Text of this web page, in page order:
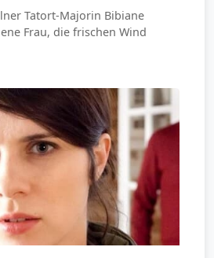
Tatort-Majorin Bibiane
Frau, die frischen Wind